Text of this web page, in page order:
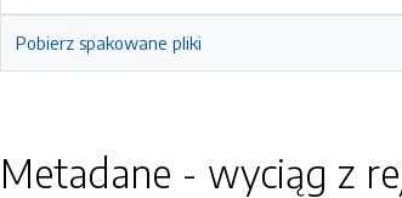
Pobierz spakowane pliki
Metadane - wyciąg z